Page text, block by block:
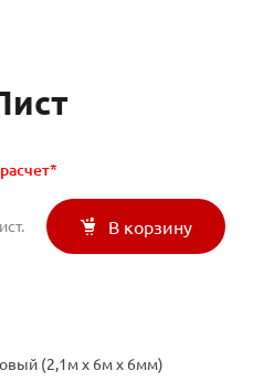
В корзину
(2,1м х 6м х 6мм)